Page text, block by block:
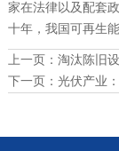
家在法律以及配套
十年，我国可再生
上一页： 淘汰陈旧
下一页： 光伏产业